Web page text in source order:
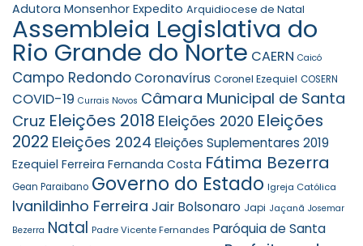
Adutora Monsenhor Expedito Arquidiocese de Natal
Assembleia Legislativa do
Rio Grande do Norte CAERN Caicó
Campo RedondoCoronavírus Coronel Ezequiel COSERN
COVID-19 Currais Novos Câmara Municipal de Santa
Cruz Eleições 2018 Eleições 2020 Eleições
2022 Eleições 2024 Eleições Suplementares 2019
Ezequiel Ferreira Fernanda Costa Fátima Bezerra
Gean Paraibano Governo do Estado Igreja Católica
Ivanildinho Ferreira Jair Bolsonaro Japi Jaçanã Josemar
Bezerra Natal Padre Vicente Fernandes Paróquia de Santa